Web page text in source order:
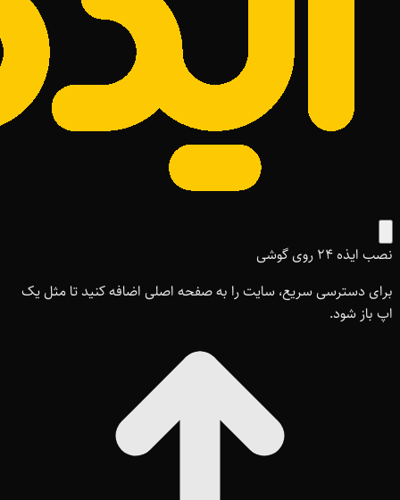
نصب ایذه ۲۴ روی گوشی
برای دسترسی سریع، سایت را به صفحه اصلی اضافه کنید تا مثل یک
اپ باز شود.